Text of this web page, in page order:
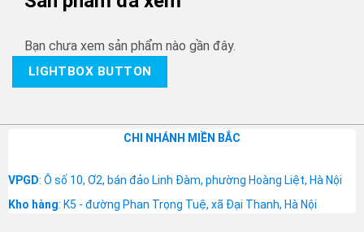
Bạn chưa xem sản phẩm nào gần đây.
LIGHTBOX BUTTON
CHI NHÁNH MIỀN BẮC
VPGD: Ô số 10, Ơ2, bán đảo Linh Đàm, phường Hoàng Liệt, Hà Nội
Kho hàng: K5 - đường Phan Trọng Tuệ, xã Đại Thanh, Hà Nội